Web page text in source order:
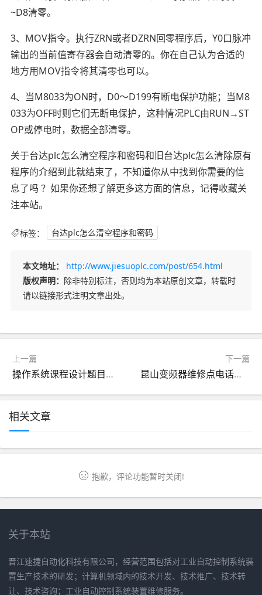
~D8清零。
3、MOV指令。执行ZRN或者DZRN回零程序后，Y0口脉冲
输出的当前值寄存器会自动清零的。你在自己认为合适的
地方用MOV指令将其清零也可以。
4、当M8033为ON时，D0～D199有断电保护功能；当M8
033为OFF时则它们无断电保护，这种情况PLC由RUN→ST
OP或停电时，数据全部清零。
关于台达plc怎么清空程序和密码和旧台达plc怎么清除原有
程序的介绍到此就结束了，不知道你从中找到你需要的信
息了吗 ？如果你还想了解更多这方面的信息，记得收藏关
注本站。
标签： 台达plc怎么清空程序和密码
本文地址：
http://www.jiesuoplc.com/post/654.html
版权声明： 除非特别标注，否则均为本站原创文章，转载时
请以链接形式注明文章出处。
上一篇
操作系统课程设计题目有哪些（操作系统课程设计题目有哪些呢）
下一篇
昆山变频器维修点电话地址（昆山士林变频器专卖店在哪里）
相关文章
抱歉，评论功能暂时关闭!
关于本站
晋江速捷自动化科技有限公司，经营范围包括对工业自动控制系统装
置生产技术的研发；计算机领域内的技术开发、技术推广、技术转
让、技术咨询；工业自动控制系统装置维修服务。